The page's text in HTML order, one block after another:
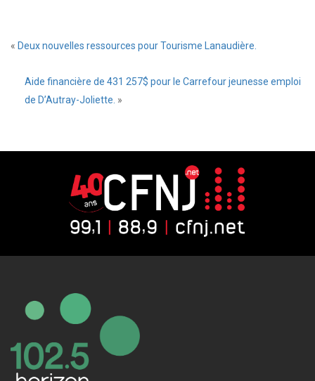
« Deux nouvelles ressources pour Tourisme Lanaudière.
Aide financière de 431 257$ pour le Carrefour jeunesse emploi
de D’Autray-Joliette. »